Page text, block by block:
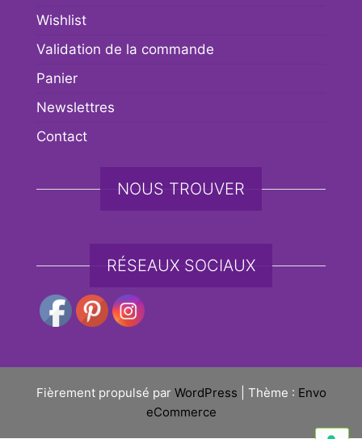
Wishlist
Validation de la commande
Panier
Newslettres
Contact
NOUS TROUVER
RÉSEAUX SOCIAUX
Fièrement propulsé par WordPress Thème : Envo
eCommerce